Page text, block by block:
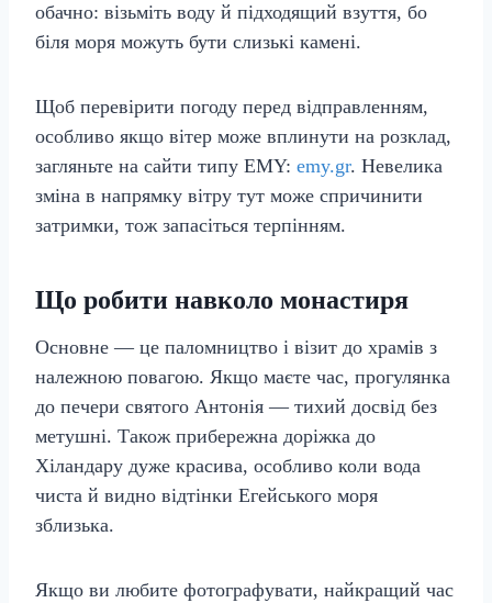
обачно: візьміть воду й підходящий взуття, бо
біля моря можуть бути слизькі камені.
Щоб перевірити погоду перед відправленням,
особливо якщо вітер може вплинути на розклад,
загляньте на сайти типу ЕМΥ: emy.gr. Невелика
зміна в напрямку вітру тут може спричинити
затримки, тож запасіться терпінням.
Що робити навколо монастиря
Основне — це паломництво і візит до храмів з
належною повагою. Якщо маєте час, прогулянка
до печери святого Антонія — тихий досвід без
метушні. Також прибережна доріжка до
Хіландару дуже красива, особливо коли вода
чиста й видно відтінки Егейського моря
зблизька.
Якщо ви любите фотографувати, найкращий час